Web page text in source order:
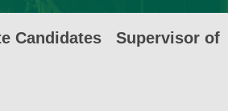
Candidates Supervisor of